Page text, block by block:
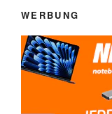
WERBUNG